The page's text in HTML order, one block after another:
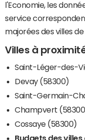
l'Economie, les
service
majorées des villes de
Villes à
Saint-Léger-des-
Devay (58300)
Saint-Germain-
Champvert
Cossaye (58300)
Budgets des villes